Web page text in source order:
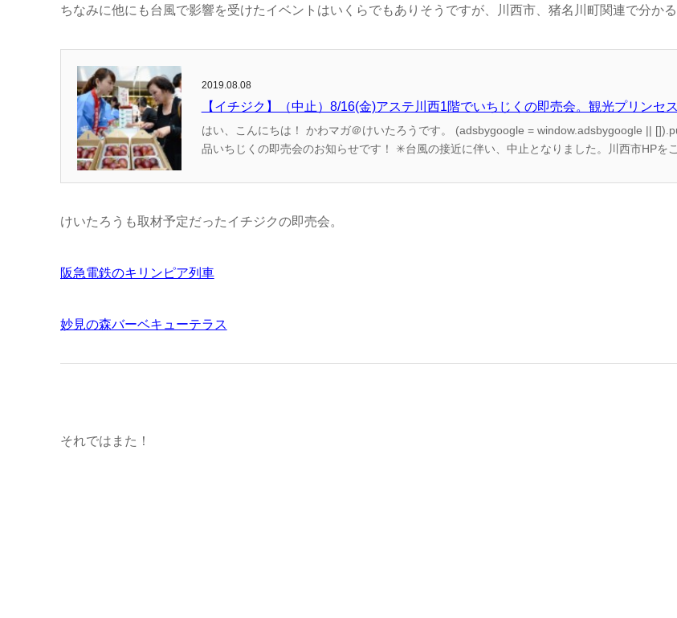
ちなみに他にも台風で影響を受けたイベントはいくらでもありそうですが、川西市、猪名川町関連で分か
2019.08.08
【イチジク】（中止）8/16(金)アステ川西1階でいちじくの即売会。観光プリンセ
はい、こんにちは！ かわマガ＠けいたろうです。 (adsbygoogle = window.adsbygoogle || []).push({}); 毎年恒例の、川西名産
品いちじくの即売会のお知らせです！ ✳︎台風の接近に伴い、中止となりました。川西市
けいたろうも取材予定だったイチジクの即売会。
阪急電鉄のキリンピア列車
妙見の森バーベキューテラス
それではまた！